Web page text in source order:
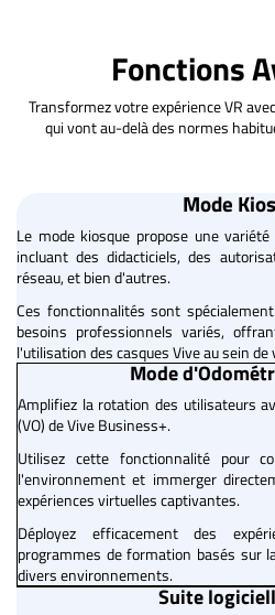
Fonctions
Transformez votre expérience VR
qui vont au-delà des normes
Mode
Le mode kiosque propose une
incluant des didacticiels, des
réseau, et bien d'autres.
Ces fonctionnalités sont
besoins professionnels variés,
l'utilisation des casques Vive au sein
Mode
Amplifiez la rotation des utilisateurs
(VO) de Vive Business+.
Utilisez cette fonctionnalité pour
l'environnement et immerger
expériences virtuelles captivantes.
Déployez efficacement des
programmes de formation basés sur
divers environnements.
Suite